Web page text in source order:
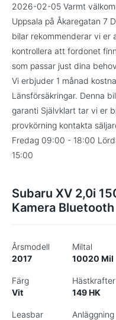
2026-02-05 Varmt
Uppsala på Åkaregatan 7
bilar rekommenderar vi er
kontrollera att fordonet
som passar just dina
Vi erbjuder 1 månad
Länsförsäkringar. Denna
garanti Självklart tar vi er
provkörning kontakta
Fredag 09:00 - 18:00
15:00
Subaru XV 2,0i
Kamera Bluetooth
Årsmodell
2017
Miltal
10020 Mil
Färg
Vit
Hästkrafter
149 HK
Leasbar
Anläggning